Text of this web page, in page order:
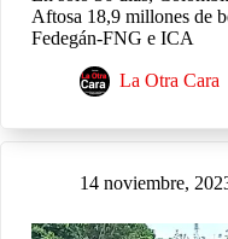
Aftosa 18,9 millones de
Fedegán-FNG e ICA
La Otra Cara
14 noviembre,